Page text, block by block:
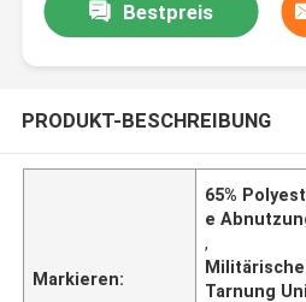
Bestpreis
PRODUKT-BESCHREIBUNG
Markieren:
65%
e
,
Tarnung